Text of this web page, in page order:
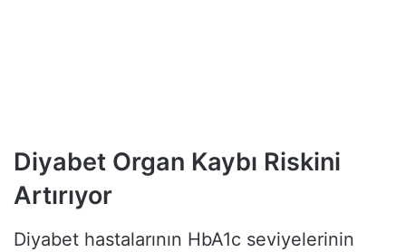
Diyabet Organ Kaybı Riskini
Artırıyor
Diyabet hastalarının HbA1c seviyelerinin